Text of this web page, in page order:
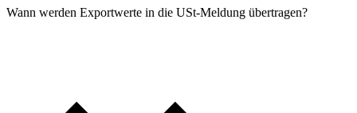
Wann werden Exportwerte in die USt-Meldung übertragen?